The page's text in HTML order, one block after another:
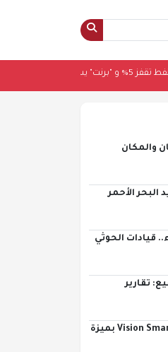
أسعار النفط تقفز 5% و "برنت" يسجل 83.50 دولار للبرميل
والمكان
البحر الأحمر
قيادات الحوثي
تقارير
هواوي تطلق تلفزيون Vision Smart TV 6 SE RGB بميزة